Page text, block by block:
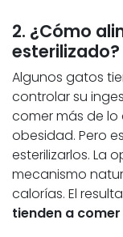
2. ¿Cómo
esterilizado?
Algunos gatos
controlar su
comer más de lo
obesidad. Pero
esterilizarlos. La
mecanismo
calorías. El
tienden a